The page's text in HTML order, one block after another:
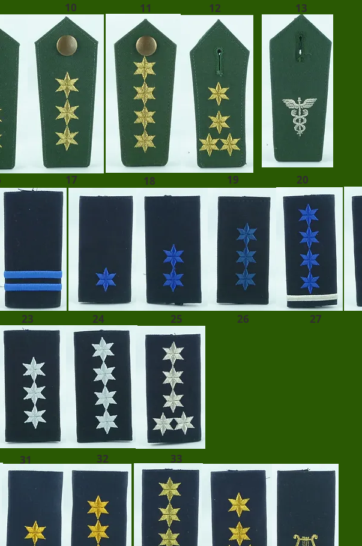
10 11
17 18
12
19
13
20
23 24 25 26 27
31 32 33